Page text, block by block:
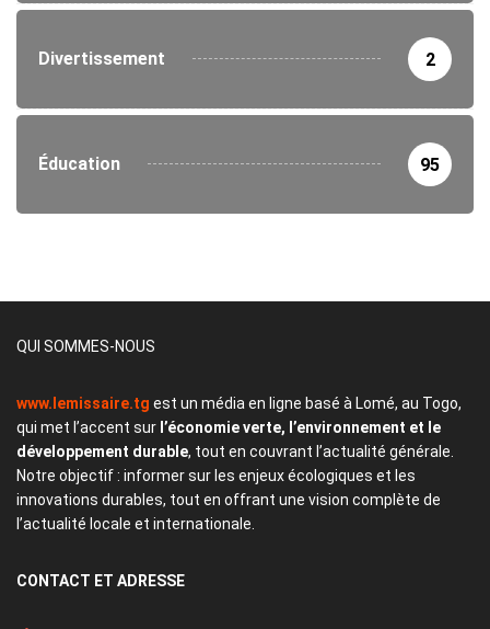
Divertissement 2
Éducation 95
QUI SOMMES-NOUS
www.lemissaire.tg est un média en ligne basé à Lomé, au Togo,
qui met l’accent sur l’économie verte, l’environnement et le
développement durable, tout en couvrant l’actualité générale.
Notre objectif : informer sur les enjeux écologiques et les
innovations durables, tout en offrant une vision complète de
l’actualité locale et internationale.
CONTACT ET ADRESSE